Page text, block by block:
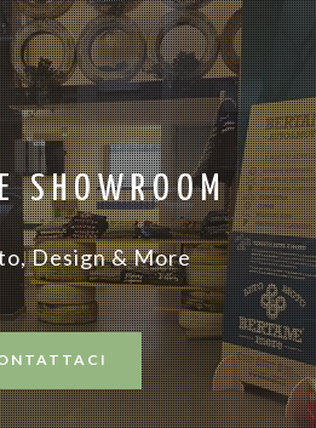
SHOWROOM
Design & More